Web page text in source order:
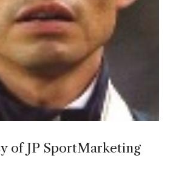
of JP SportMarketing